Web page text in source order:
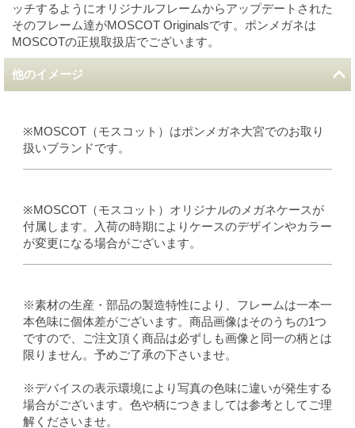
ッチするようにオリジナルフレームからアップデートされた
そのフレーム達がMOSCOT Originalsです。ポンメガネは
MOSCOTの正規取扱店でございます。
他のイメージ
※MOSCOT（モスコット）はポンメガネ大宮でのお取り
扱いブランドです。
※MOSCOT（モスコット）オリジナルのメガネケースが
付属します。入荷の時期によりケースのデザインやカラー
が変更になる場合がございます。
※素材の生産・部品の製造特性により、フレームは一本一
本色味に個体差がございます。商品画像はそのうちの1つ
ですので、ご注文頂く商品は必ずしも画像と同一の柄とは
限りません。予めご了承の下さいませ。
※デバイスの表示環境により写真の色味に違いが発生する
場合がございます。色や柄につきましては参考としてご理
解くださいませ。